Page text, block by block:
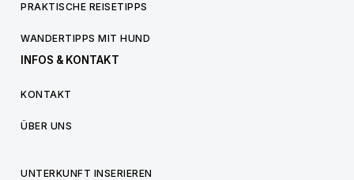
PRAKTISCHE REISETIPPS
WANDERTIPPS MIT HUND
INFOS & KONTAKT
KONTAKT
ÜBER UNS
UNTERKUNFT INSERIEREN